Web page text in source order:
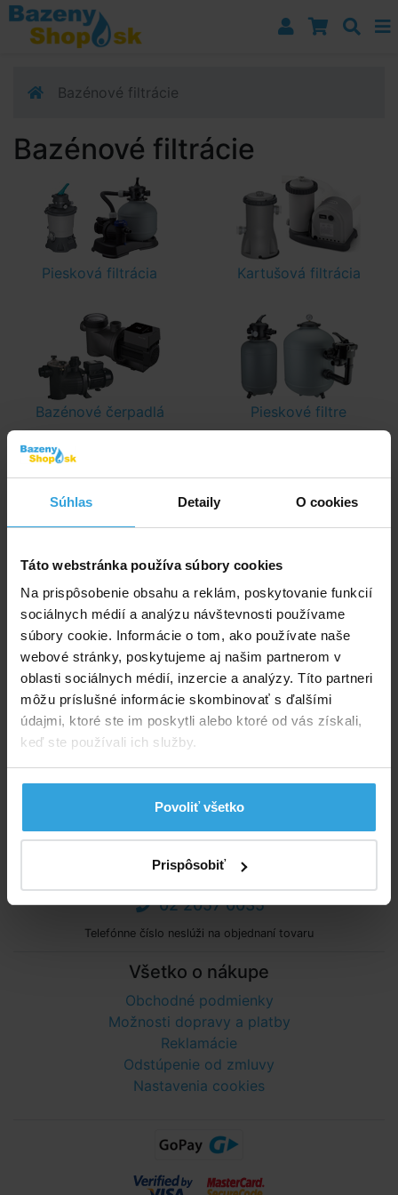
Súhlas Detaily O cookies
Táto webstránka používa súbory cookies
Na prispôsobenie obsahu a reklám, poskytovanie funkcií
sociálnych médií a analýzu návštevnosti používame
súbory cookie. Informácie o tom, ako používate naše
webové stránky, poskytujeme aj našim partnerom v
oblasti sociálnych médií, inzercie a analýzy. Títo partneri
môžu príslušné informácie skombinovať s ďalšími
údajmi, ktoré ste im poskytli alebo ktoré od vás získali,
keď ste používali ich služby.
Povoliť všetko
Prispôsobiť
Prejsť k navigácii
Prejsť na obsah
Prejsť k bočnému stĺpci
Bazénové filtrácie
Bazénové filtrácie
Piesková filtrácia Kartušová filtrácia
Bazénové čerpadlá Pieskové filtre
Kalová čerpadla
Vyberte podkategóriu produktov alebo vyberte
filter.
02 2057 0035
Telefónne číslo neslúži na objednaní tovaru
Všetko o nákupe
Obchodné podmienky
Možnosti dopravy a platby
Reklamácie
Odstúpenie od zmluvy
Nastavenia cookies